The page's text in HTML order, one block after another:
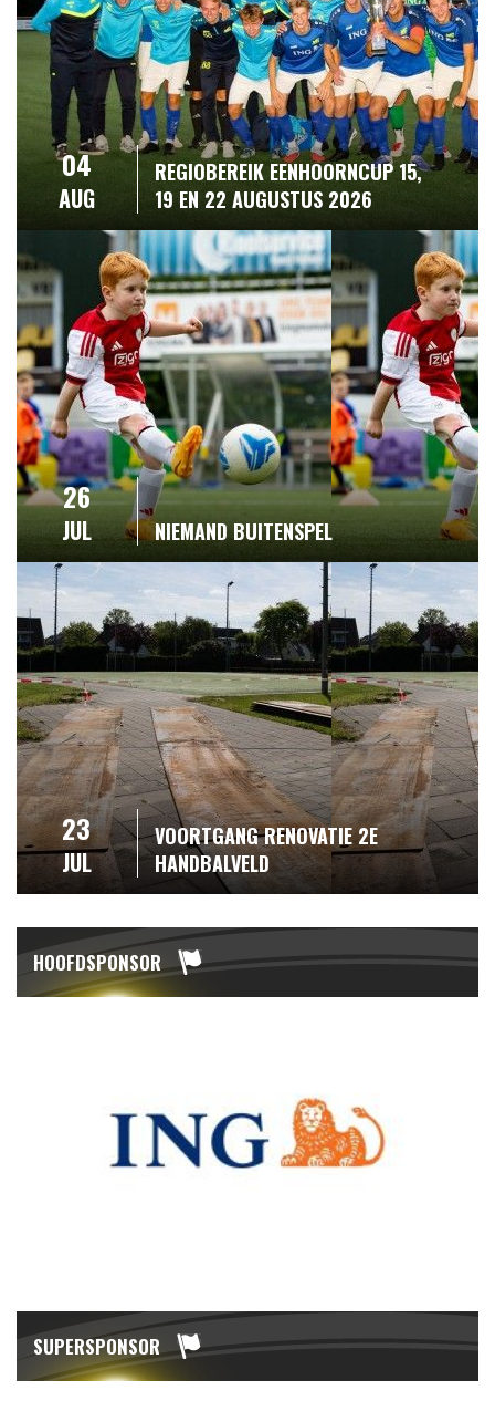
04
AUG
REGIOBEREIK EENHOORNCUP 15,
19 EN 22 AUGUSTUS 2026
26
JUL NIEMAND BUITENSPEL
23
JUL
VOORTGANG RENOVATIE 2E
HANDBALVELD
HOOFDSPONSOR
SUPERSPONSOR